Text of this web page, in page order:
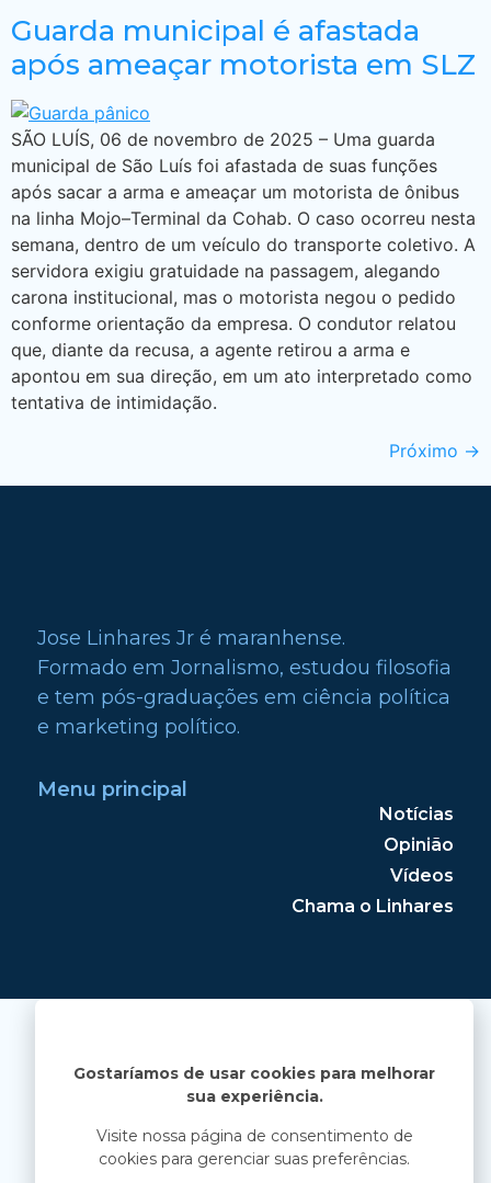
Guarda municipal é afastada
após ameaçar motorista em SLZ
SÃO LUÍS, 06 de novembro de 2025 – Uma guarda
municipal de São Luís foi afastada de suas funções
após sacar a arma e ameaçar um motorista de ônibus
na linha Mojo–Terminal da Cohab. O caso ocorreu nesta
semana, dentro de um veículo do transporte coletivo. A
servidora exigiu gratuidade na passagem, alegando
carona institucional, mas o motorista negou o pedido
conforme orientação da empresa. O condutor relatou
que, diante da recusa, a agente retirou a arma e
apontou em sua direção, em um ato interpretado como
tentativa de intimidação.
Próximo →
Jose Linhares Jr é maranhense.
Formado em Jornalismo, estudou filosofia
e tem pós-graduações em ciência política
e marketing político.
Menu principal
Notícias
Opinião
Vídeos
Chama o Linhares
Gostaríamos de usar cookies para melhorar
sua experiência.
Visite nossa página de consentimento de
cookies para gerenciar suas preferências.